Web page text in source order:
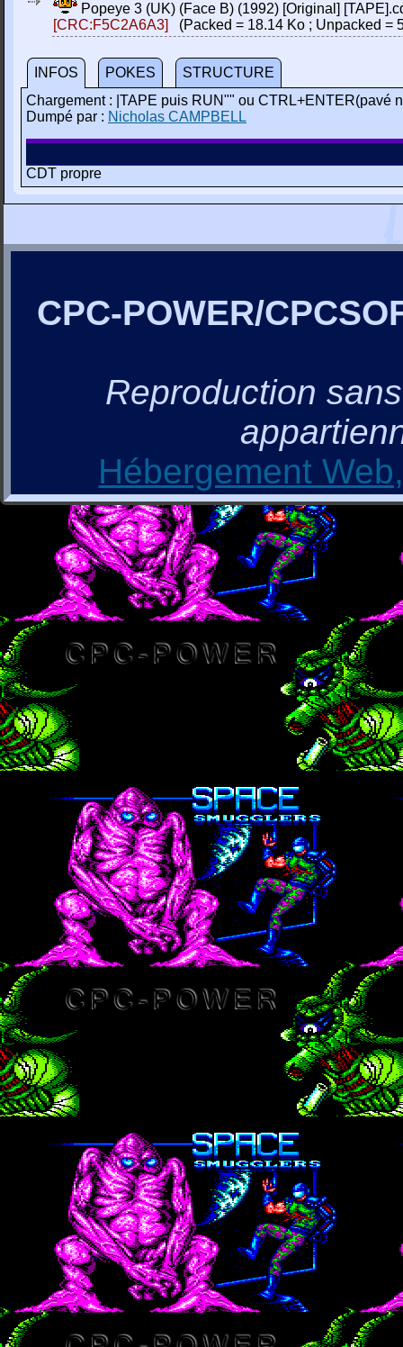
Popeye 3 (UK) (Face B) (1992) [Original]
[CRC:F5C2A6A3]
(Packed = 18.14 Ko ; Unpacked =
INFOS POKES
STRUCTURE
Chargement : |TAPE puis RUN"" ou CTRL+ENTER(pavé
Dumpé par : Nicholas CAMPBELL
CDT propre
CPC-POWER/
Reproduction
Hébergement